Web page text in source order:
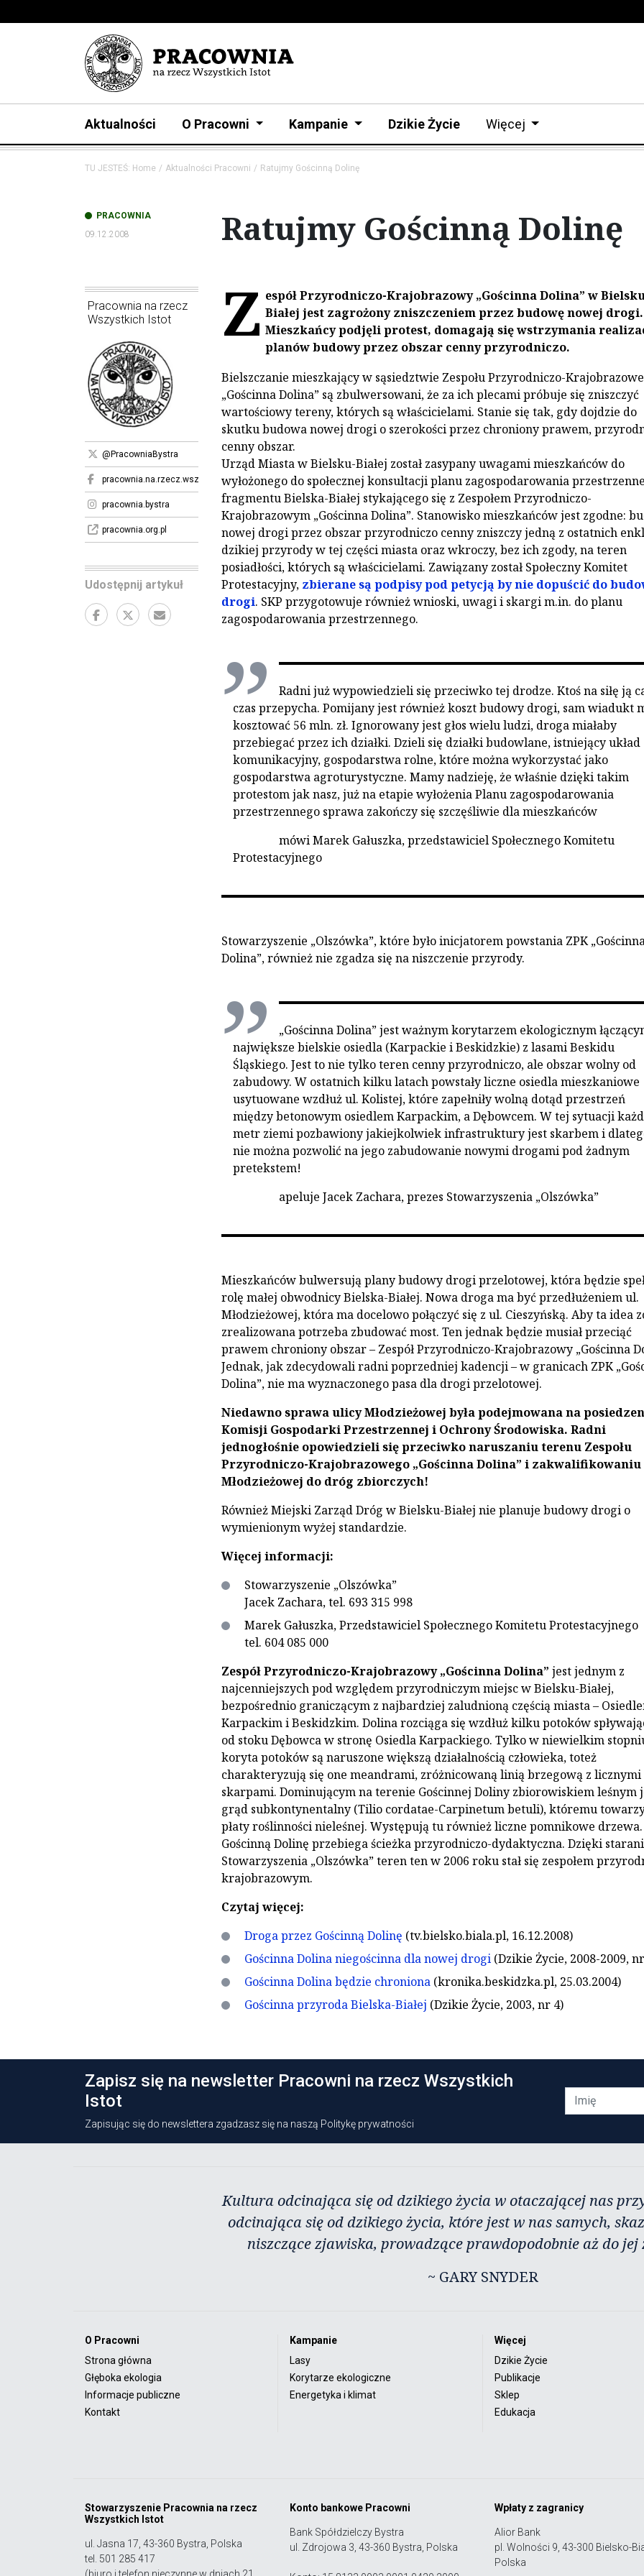
Aktualności O Pracowni Kampanie Dzikie Życie Więcej
TU JESTEŚ: Home Aktualności Pracowni Ratujmy Gościnną Dolinę
PRACOWNIA
09.12.2008
Ratujmy Gościnną Dolinę
Pracownia na rzecz
Wszystkich Istot
@PracowniaBystra
pracownia.na.rzecz.wszystkich.istot
pracownia.bystra
pracownia.org.pl
Udostępnij artykuł
Z espół Przyrodniczo-Krajobrazowy „Gościnna Dolina” w
Białej jest zagrożony zniszczeniem przez budowę nowej drogi.
Mieszkańcy podjęli protest, domagają się wstrzymania
planów budowy przez obszar cenny przyrodniczo.
Bielszczanie mieszkający w sąsiedztwie Zespołu Przyrodniczo-
„Gościnna Dolina” są zbulwersowani, że za ich plecami próbuje się zniszczyć
wartościowy tereny, których są właścicielami. Stanie się tak, gdy dojdzie do
skutku budowa nowej drogi o szerokości przez chroniony prawem,
cenny obszar.
Urząd Miasta w Bielsku-Białej został zasypany uwagami mieszkańców do
wyłożonego do społecznej konsultacji planu zagospodarowania
fragmentu Bielska-Białej stykającego się z Zespołem Przyrodniczo-
Krajobrazowym „Gościnna Dolina”. Stanowisko mieszkańców jest zgodne:
nowej drogi przez obszar przyrodniczo cenny zniszczy jedną z ostatnich
dzikiej przyrody w tej części miasta oraz wkroczy, bez ich zgody, na teren
posiadłości, których są właścicielami. Zawiązany został Społeczny Komitet
Protestacyjny, zbierane są podpisy pod petycją by nie dopuścić do
drogi. SKP przygotowuje również wnioski, uwagi i skargi m.in. do planu
zagospodarowania przestrzennego.
Radni już wypowiedzieli się przeciwko tej drodze. Ktoś na siłę ją
czas przepycha. Pomijany jest również koszt budowy drogi, sam wiadukt
kosztować 56 mln. zł. Ignorowany jest głos wielu ludzi, droga miałaby
przebiegać przez ich działki. Dzieli się działki budowlane, istniejący układ
komunikacyjny, gospodarstwa rolne, które można wykorzystać jako
gospodarstwa agroturystyczne. Mamy nadzieję, że właśnie dzięki takim
protestom jak nasz, już na etapie wyłożenia Planu zagospodarowania
przestrzennego sprawa zakończy się szczęśliwie dla mieszkańców
mówi Marek Gałuszka, przedstawiciel Społecznego Komitetu
Protestacyjnego
Stowarzyszenie „Olszówka”, które było inicjatorem powstania ZPK
Dolina”, również nie zgadza się na niszczenie przyrody.
„Gościnna Dolina” jest ważnym korytarzem ekologicznym
największe bielskie osiedla (Karpackie i Beskidzkie) z lasami Beskidu
Śląskiego. Jest to nie tylko teren cenny przyrodniczo, ale obszar wolny od
zabudowy. W ostatnich kilku latach powstały liczne osiedla mieszkaniowe
usytuowane wzdłuż ul. Kolistej, które zapełniły wolną dotąd przestrzeń
między betonowym osiedlem Karpackim, a Dębowcem. W tej sytuacji
metr ziemi pozbawiony jakiejkolwiek infrastruktury jest skarbem i
nie można pozwolić na jego zabudowanie nowymi drogami pod żadnym
pretekstem!
apeluje Jacek Zachara, prezes Stowarzyszenia „Olszówka”
Mieszkańców bulwersują plany budowy drogi przelotowej, która będzie
rolę małej obwodnicy Bielska-Białej. Nowa droga ma być przedłużeniem ul.
Młodzieżowej, która ma docelowo połączyć się z ul. Cieszyńską. Aby ta idea
zrealizowana potrzeba zbudować most. Ten jednak będzie musiał przeciąć
prawem chroniony obszar – Zespół Przyrodniczo-Krajobrazowy „Gościnna
Jednak, jak zdecydowali radni poprzedniej kadencji – w granicach ZPK
Dolina”, nie ma wyznaczonego pasa dla drogi przelotowej.
Niedawno sprawa ulicy Młodzieżowej była podejmowana na
Komisji Gospodarki Przestrzennej i Ochrony Środowiska. Radni
jednogłośnie opowiedzieli się przeciwko naruszaniu terenu Zespołu
Przyrodniczo-Krajobrazowego „Gościnna Dolina” i
Młodzieżowej do dróg zbiorczych!
Również Miejski Zarząd Dróg w Bielsku-Białej nie planuje budowy drogi o
wymienionym wyżej standardzie.
Więcej informacji:
Stowarzyszenie „Olszówka”
Jacek Zachara, tel. 693 315 998
Marek Gałuszka, Przedstawiciel Społecznego Komitetu Protestacyjnego
tel. 604 085 000
Zespół Przyrodniczo-Krajobrazowy „Gościnna Dolina” jest jednym z
najcenniejszych pod względem przyrodniczym miejsc w Bielsku-Białej,
bezpośrednio graniczącym z najbardziej zaludnioną częścią miasta –
Karpackim i Beskidzkim. Dolina rozciąga się wzdłuż kilku potoków
od stoku Dębowca w stronę Osiedla Karpackiego. Tylko w niewielkim
koryta potoków są naruszone większą działalnością człowieka, toteż
charakteryzują się one meandrami, zróżnicowaną linią brzegową z licznymi
skarpami. Dominującym na terenie Gościnnej Doliny zbiorowiskiem leśnym
grąd subkontynentalny (Tilio cordatae-Carpinetum betuli), któremu
płaty roślinności nieleśnej. Występują tu również liczne pomnikowe drzewa.
Gościnną Dolinę przebiega ścieżka przyrodniczo-dydaktyczna. Dzięki
Stowarzyszenia „Olszówka” teren ten w 2006 roku stał się zespołem
krajobrazowym.
Czytaj więcej:
Droga przez Gościnną Dolinę (tv.bielsko.biala.pl, 16.12.2008)
Gościnna Dolina niegościnna dla nowej drogi (Dzikie Życie, 2008-2009,
Gościnna Dolina będzie chroniona (kronika.beskidzka.pl, 25.03.2004)
Gościnna przyroda Bielska-Białej (Dzikie Życie, 2003, nr 4)
Zapisz się na newsletter Pracowni na rzecz Wszystkich
Istot
Zapisując się do newslettera zgadzasz się na naszą Politykę prywatności
Kultura odcinająca się od dzikiego życia w otaczającej nas
odcinająca się od dzikiego życia, które jest w nas samych,
niszczące zjawiska, prowadzące prawdopodobnie aż do jej
~ GARY SNYDER
O Pracowni
Strona główna
Głęboka ekologia
Informacje publiczne
Kontakt
Kampanie
Lasy
Korytarze ekologiczne
Energetyka i klimat
Więcej
Dzikie Życie
Publikacje
Sklep
Edukacja
Stowarzyszenie Pracownia na rzecz
Wszystkich Istot
ul. Jasna 17, 43-360 Bystra, Polska
tel. 501 285 417
Konto bankowe Pracowni
Bank Spółdzielczy Bystra
ul. Zdrojowa 3, 43-360 Bystra, Polska
Wpłaty z zagranicy
Alior Bank
pl. Wolności 9, 43-300 Bielsko-
Polska